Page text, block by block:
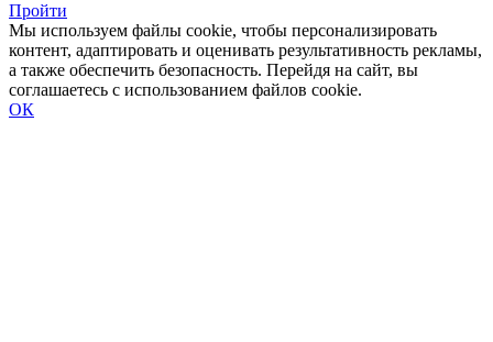
Пройти
Мы используем файлы cookie, чтобы персонализировать
контент, адаптировать и оценивать результативность рекламы,
а также обеспечить безопасность. Перейдя на сайт, вы
соглашаетесь с использованием файлов cookie.
ОК